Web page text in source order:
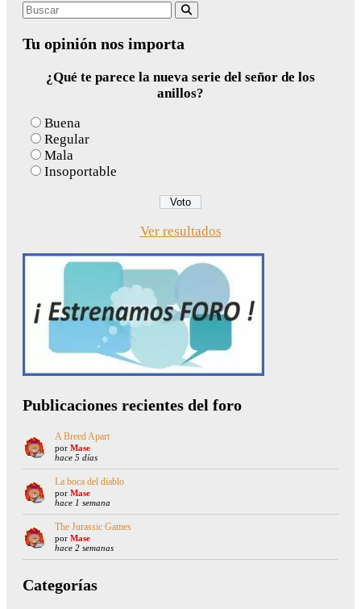
Search
Tu opinión nos importa
¿Qué te parece la nueva serie del señor de los
anillos?
Buena
Regular
Mala
Insoportable
Ver resultados
Publicaciones recientes del foro
A Breed Apart
por Mase
hace 5 días
La boca del diablo
por Mase
hace 1 semana
The Jurassic Games
por Mase
hace 2 semanas
Categorías